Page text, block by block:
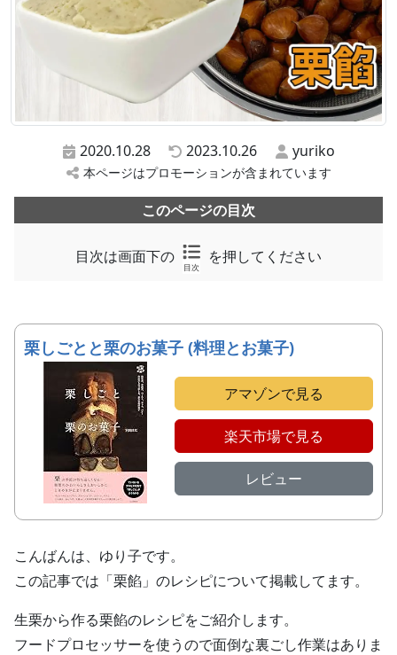
2020.10.28 2023.10.26 yuriko
本ページはプロモーションが含まれています
このページの目次
目次は画面下の
目次
を押してください
栗しごとと栗のお菓子 (料理とお菓子)
アマゾンで見る
楽天市場で見る
レビュー
こんばんは、ゆり子です。
この記事では「栗餡」のレシピについて掲載してます。
生栗から作る栗餡のレシピをご紹介します。
フードプロセッサーを使うので面倒な裏ごし作業はありま